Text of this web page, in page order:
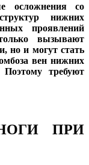
осложнения со
нижних
проявлений
вызывают
но и могут стать
вен нижних
Поэтому требуют
ПРИ